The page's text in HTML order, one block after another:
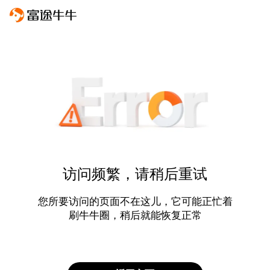
访问频繁，请稍后重试
您所要访问的页面不在这儿，它可能正忙着
刷牛牛圈，稍后就能恢复正常